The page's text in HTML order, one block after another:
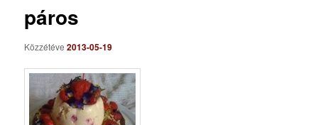
páros
Közzétéve2013-05-19